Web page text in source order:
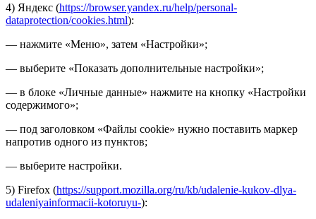
4) Яндекс (https://browser.yandex.ru/help/personal-
dataprotection/cookies.html):
— нажмите «Меню», затем «Настройки»;
— выберите «Показать дополнительные настройки»;
— в блоке «Личные данные» нажмите на кнопку «Настройки
содержимого»;
— под заголовком «Файлы cookie» нужно поставить маркер
напротив одного из пунктов;
— выберите настройки.
5) Firefox (https://support.mozilla.org/ru/kb/udalenie-kukov-dlya-
udaleniyainformacii-kotoruyu-):